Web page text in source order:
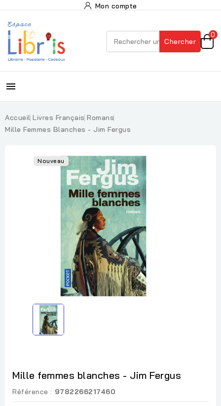
Mon compte
Chercher
0

Accueil Livres Français Romans
Mille Femmes Blanches - Jim Fergus
Nouveau
Mille femmes blanches - Jim Fergus
Référence : 9782266217460